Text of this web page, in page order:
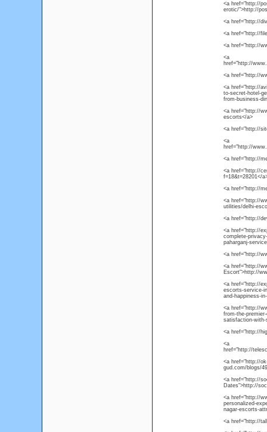
<a href="http://
erotic/">http://
<a href="http://
<a href="http://
<a href="http://
<a
href="http://
<a href="http://
<a href="http://
to-secret-hotel-
from-business-
<a href="http://
escorts</a>
<a href="http://
<a
href="http://
<a href="http://
<a href="http://
f=18&t=28201</
<a href="http://
<a href="http://
utilities/delhi-
<a href="http://
<a href="http://
complete-
paharganj-
<a href="http://
<a href="http://
Escort">http://
<a href="http://
escorts-service-
and-happiness-
<a href="http://
from-the-
satisfaction-with-
<a href="http://
<a
href="http://
<a href="http://
gud.com/blogs/
<a href="http://
Dates">http://
<a href="http://
personalized-
nagar-escorts-
<a href="http://